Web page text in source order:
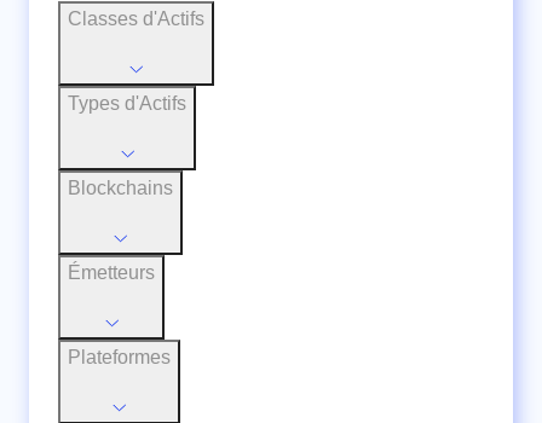
Classes d'Actifs
Types d'Actifs
Blockchains
Émetteurs
Plateformes